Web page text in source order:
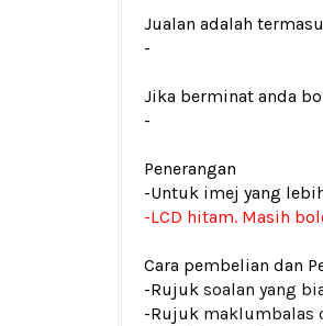
Jualan adalah
-
Jika berminat anda
-
Penerangan
-Untuk imej yang
-LCD hitam. Masih
Cara pembelian dan
-Rujuk soalan yang
-Rujuk maklumbalas